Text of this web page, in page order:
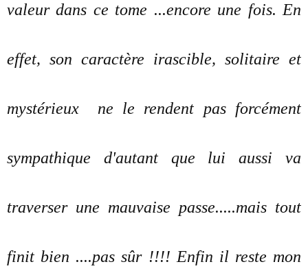
valeur dans ce tome ...encore une fois. En
effet, son caractère irascible, solitaire et
mystérieux ne le rendent pas forcément
sympathique d'autant que lui aussi va
traverser une mauvaise passe.....mais tout
finit bien ....pas sûr !!!! Enfin il reste mon